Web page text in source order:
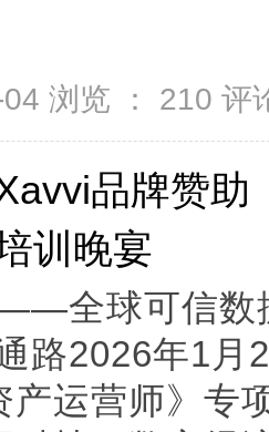
浏览 ： 210 评
品牌赞助
训晚宴
全球可信数
路2026年1月
产运营师》专